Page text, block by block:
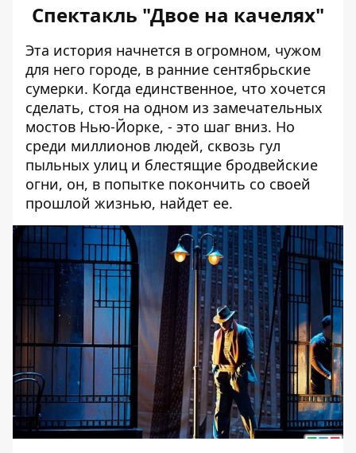
Спектакль "Двое на качелях"
Эта история начнется в огромном, чужом
для него городе, в ранние сентябрьские
сумерки. Когда единственное, что хочется
сделать, стоя на одном из замечательных
мостов Нью-Йорке, - это шаг вниз. Но
среди миллионов людей, сквозь гул
пыльных улиц и блестящие бродвейские
огни, он, в попытке покончить со своей
прошлой жизнью, найдет ее.